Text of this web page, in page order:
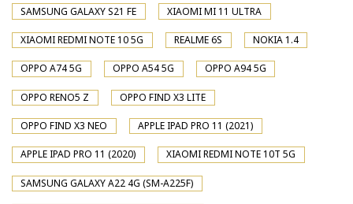
SAMSUNG GALAXY S21 FE XIAOMI MI 11 ULTRA
XIAOMI REDMI NOTE 10 5G REALME 6S NOKIA 1.4
OPPO A74 5G OPPO A54 5G OPPO A94 5G
OPPO RENO5 Z OPPO FIND X3 LITE
OPPO FIND X3 NEO APPLE IPAD PRO 11 (2021)
APPLE IPAD PRO 11 (2020) XIAOMI REDMI NOTE 10T 5G
SAMSUNG GALAXY A22 4G (SM-A225F)